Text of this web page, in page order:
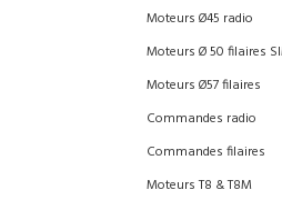
Moteurs Ø45 radio
Moteurs Ø 50 filaires
Moteurs Ø57 filaires
Commandes radio
Commandes filaires
Moteurs T8 & T8M